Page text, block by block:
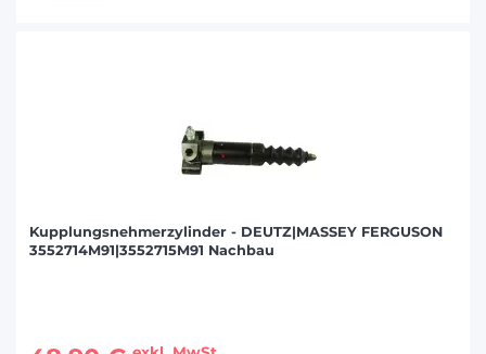
Kupplungsnehmerzylinder - DEUTZ|MASSEY FERGUSON
3552714M91|3552715M91 Nachbau